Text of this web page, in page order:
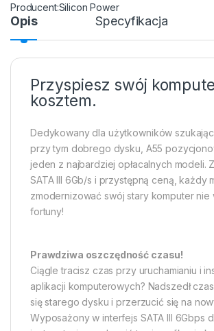
Silicon Power
Opis Specyfikacja
Przyspiesz swój
kosztem.
Dedykowany dla użytkowników
przy tym dobrego dysku, A55
jeden z najbardziej opłacalnych modeli.
SATA III 6Gb/s i przystępną ceną, każdy
zmodernizować swój stary komputer nie
fortuny!
Prawdziwa oszczędność czasu!
Ciągle tracisz czas przy uruchamianiu i
aplikacji komputerowych? Nadszedł
się starego dysku i przerzucić się na
Wyposażony w interfejs SATA III 6Gbps